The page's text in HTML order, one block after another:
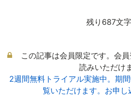
残り687文字
この記事は会員限定です。会
読みいただけ
2週間無料トライアル実施中。期
覧いただけます。お申し